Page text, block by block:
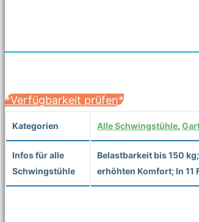
*Verfügbarkeit prüfen*
Kategorien Alle Schwingstühle,
Infos für alle
Schwingstühle
Belastbarkeit bis 150
erhöhten Komfort; In